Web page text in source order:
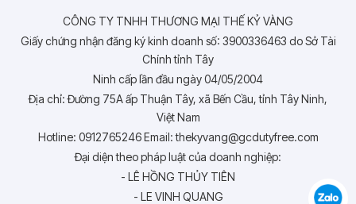
CÔNG TY TNHH THƯƠNG MẠI THẾ KỶ VÀNG
Giấy chứng nhận đăng ký kinh doanh số: 3900336463 do Sở Tài
Chính tỉnh Tây
Ninh cấp lần đầu ngày 04/05/2004
Địa chỉ: Đường 75A ấp Thuận Tây, xã Bến Cầu, tỉnh Tây Ninh,
Việt Nam
Hotline: 0912765246 Email: thekyvang@gcdutyfree.com
Đại diện theo pháp luật của doanh nghiệp:
- LÊ HỒNG THỦY TIÊN
- LE VINH QUANG